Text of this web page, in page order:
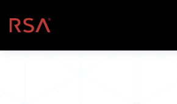
Casa